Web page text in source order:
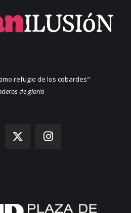
refugio de los cobardes"
de gloria